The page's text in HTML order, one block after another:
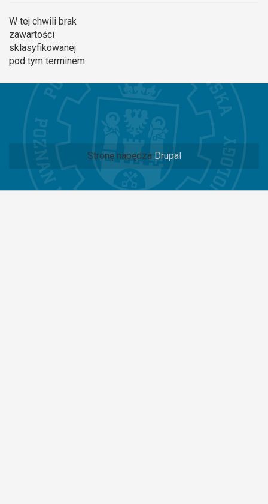
W tej chwili brak
zawartości
sklasyfikowanej
pod tym terminem.
Stronę napędza Drupal